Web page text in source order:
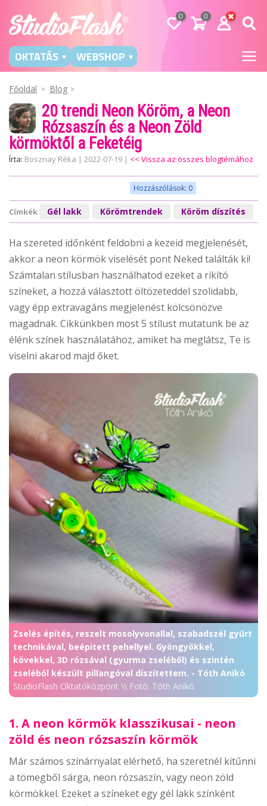
0 0
OKTATÁS WEBSHOP
Főoldal Blog
20 trendi Neon Köröm, a Neon
Rózsaszín és a Neon Zöld
körmöktől a Feketéig
Írta: Bosznay Réka | 2022-07-19 | << Vissza az összes blogtémához
Hozzászólások: 0
Címkék Gél lakk Körömtrendek Köröm díszítés
Ha szereted időnként feldobni a kezeid megjelenését,
akkor a neon körmök viselését pont Neked találták ki!
Számtalan stílusban használhatod ezeket a rikító
színeket, a hozzá választott öltözeteddel szolidabb,
vagy épp extravagáns megjelenést kölcsönözve
magadnak. Cikkünkben most 5 stílust mutatunk be az
élénk színek használatához, amiket ha meglátsz, Te is
viselni akarod majd őket.
Zselés építés, reszelt mosolyvonallal, szabadszél gyűrt
technikával, beépitett pehellyel. Gyöngyökkel,
kövekkel, 3D rózsával (gyurma zseléből) és szintén
zseléből készült pillangóval díszítettem. - Tóth Anikó
StudioFlash Oktatóközpont \\ Fotó: Tóth Anikó
1. A neon körmök klasszikusai - neon
zöld és neon rózsaszín körmök
Már számos színárnyalat elérhető, ha szeretnél kitűnni
a tömegből sárga, neon rózsaszín, vagy neon zöld
körmökkel. Ezeket a színeket egy gél lakk színként